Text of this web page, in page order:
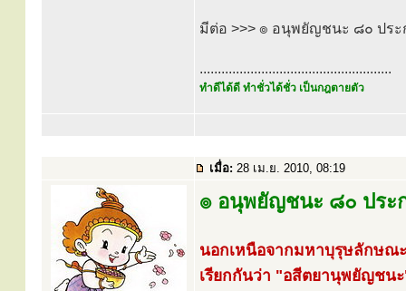
มีต่อ >>> ๏ อนุพยัญชนะ ๘๐ ประ
.....................................................
ทำดีได้ดี ทำชั่วได้ชั่ว เป็นกฎตายตัว
เมื่อ: 28 เม.ย. 2010, 08:19
๏ อนุพยัญชนะ ๘๐ ประ
นอกเหนือจากมหาบุรุษลักษณ
เรียกกันว่า "อสีตยานุพยัญชน